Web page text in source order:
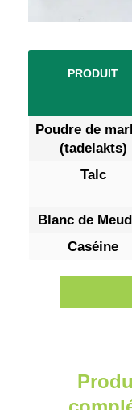
PRODUIT
Poudre de
(tadelakts)
Talc
Blanc de
Caséine